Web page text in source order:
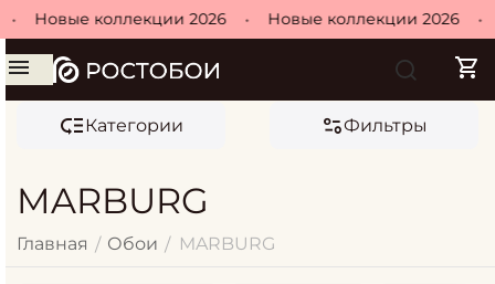
Новые коллекции 2026 • Новые коллекции 2026 •
Категории Фильтры
MARBURG
Главная / Обои / MARBURG